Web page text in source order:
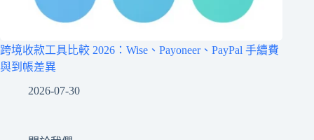
跨境收款工具比較 2026：Wise、Payoneer、PayPal 手續費
與到帳差異
2026-07-30